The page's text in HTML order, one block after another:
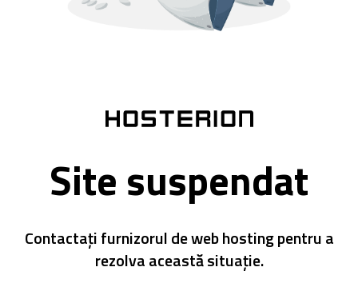
Site suspendat
Contactați furnizorul de web hosting pentru a
rezolva această situație.